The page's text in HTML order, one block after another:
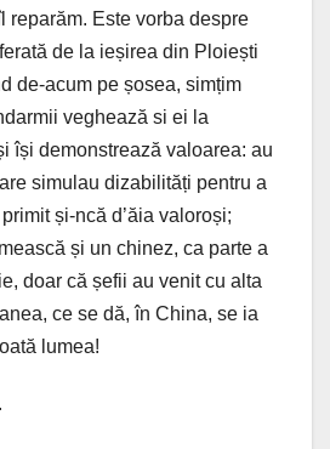
reparăm. Este vorba despre
de la ieșirea din Ploiești
de-acum pe șosea, simțim
veghează si ei la
își demonstrează valoarea: au
simulau dizabilități pentru a
și-ncă d’ăia valoroși;
și un chinez, ca parte a
doar că șefii au venit cu alta
ce se dă, în China, se ia
lumea!